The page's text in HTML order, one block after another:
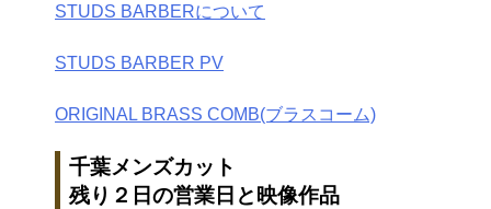
STUDS BARBERについて
STUDS BARBER PV
ORIGINAL BRASS COMB(ブラスコーム)
千葉メンズカット
残り２日の営業日と映像作品